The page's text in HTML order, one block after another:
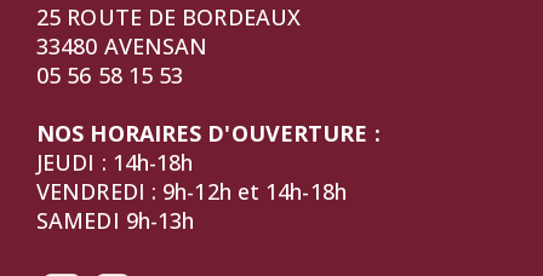
25 ROUTE DE BORDEAUX
33480 AVENSAN
05 56 58 15 53
NOS HORAIRES D'OUVERTURE :
JEUDI : 14h-18h
VENDREDI : 9h-12h et 14h-18h
SAMEDI 9h-13h